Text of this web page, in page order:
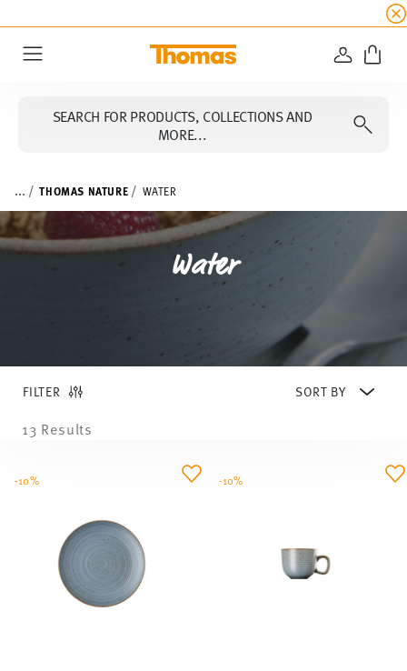
☀️ Up to 45% discount on all
LOGIN
SEARCH FOR PRODUCTS, COLLECTIONS AND
MORE...
... THOMAS NATURE WATER
Water
FILTER
13 Results
-10% -10%